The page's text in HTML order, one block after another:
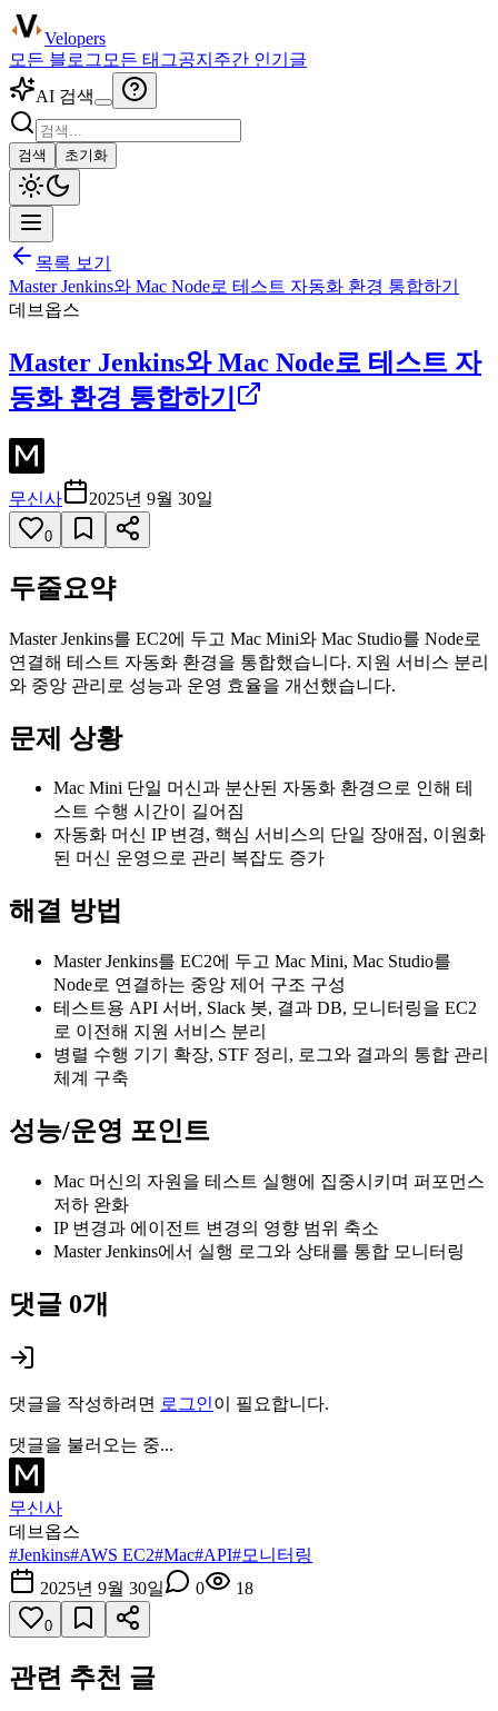
Velopers
모든 블로그 모든 태그공지 주간 인기글
AI 검색
검색 초기화
목록 보기
Master Jenkins와 Mac Node로 테스트 자동화 환경 통합하기
데브옵스
Master Jenkins와 Mac Node로 테스트 자
동화 환경 통합하기
무신사 2025년 9월 30일
0
두줄요약
Master Jenkins를 EC2에 두고 Mac Mini와 Mac Studio를 Node로
연결해 테스트 자동화 환경을 통합했습니다. 지원 서비스 분리
와 중앙 관리로 성능과 운영 효율을 개선했습니다.
문제 상황
Mac Mini 단일 머신과 분산된 자동화 환경으로 인해 테
스트 수행 시간이 길어짐
자동화 머신 IP 변경, 핵심 서비스의 단일 장애점, 이원화
된 머신 운영으로 관리 복잡도 증가
해결 방법
Master Jenkins를 EC2에 두고 Mac Mini, Mac Studio를
Node로 연결하는 중앙 제어 구조 구성
테스트용 API 서버, Slack 봇, 결과 DB, 모니터링을 EC2
로 이전해 지원 서비스 분리
병렬 수행 기기 확장, STF 정리, 로그와 결과의 통합 관리
체계 구축
성능/운영 포인트
Mac 머신의 자원을 테스트 실행에 집중시키며 퍼포먼스
저하 완화
IP 변경과 에이전트 변경의 영향 범위 축소
Master Jenkins에서 실행 로그와 상태를 통합 모니터링
댓글 0개
댓글을 작성하려면 로그인이 필요합니다.
댓글을 불러오는 중...
무신사
데브옵스
#Jenkins#AWS EC2#Mac#API#모니터링
2025년 9월 30일
0 18
0
관련 추천 글